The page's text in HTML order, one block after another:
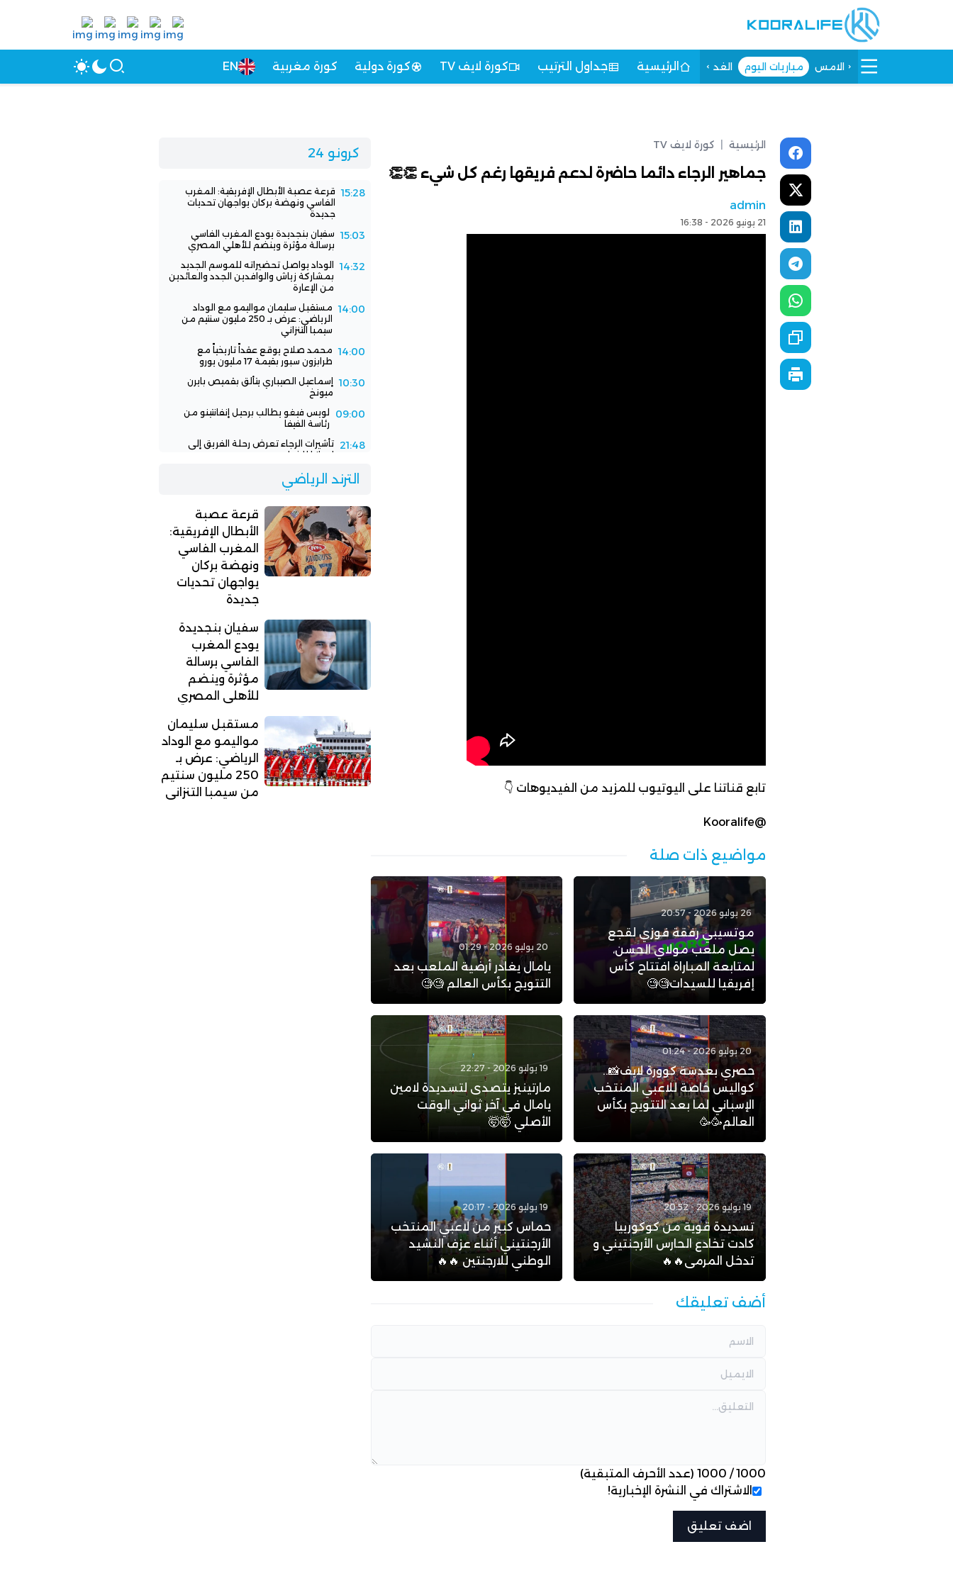
الامس مباريات اليوم الغد الرئيسية جداول الترتيب كورة لايف TV كورة دولية كورة مغربية EN
الرئيسية كورة لايف TV
جماهير الرجاء دائما حاضرة لدعم فريقها رغم كل شيء 👏👏
admin
21 يونيو 2026 - 16:38
تابع قناتنا على اليوتيوب للمزيد من الفيديوهات 👇
@Kooralife
مواضيع ذات صلة
26 يوليو 2026 - 20:57
موتسيبي رفقة فوزي لقجع
يصل ملعب مولاي الحسن،
لمتابعة المباراة افتتاح كأس
إفريقيا للسيدات🧐🧐
20 يوليو 2026 - 01:29
يامال يغادر أرضية الملعب بعد
التتويج بكأس العالم 🧐🧐
20 يوليو 2026 - 01:24
حصري بعدسة كوورة لايف📸..
كواليس خاصة للاعبي المنتخب
الإسباني لما بعد التتويج بكأس
العالم🥳🥳
19 يوليو 2026 - 22:27
مارتينيز يتصدى لتسديدة لامين
يامال في آخر ثواني الوقت
الأصلي 🤯🤯
19 يوليو 2026 - 20:52
تسديدة قوية من كوكورييا
كادت تخادع الحارس الأرجنتيني و
تدخل المرمى🔥🔥
19 يوليو 2026 - 20:17
حماس كبير من لاعبي المنتخب
الأرجنتيني أثناء عزف النشيد
الوطني للارجنتين 🔥🔥
أضف تعليقك
1000
/
1000 (عدد الأحرف المتبقية)
الاشتراك في النشرة الإخبارية!
كرونو 24
15:28 قرعة عصبة الأبطال الإفريقية: المغرب
الفاسي ونهضة بركان يواجهان تحديات
جديدة
15:03 سفيان بنجديدة يودع المغرب الفاسي
برسالة مؤثرة وينضم للأهلي المصري
14:32
الوداد يواصل تحضيراته للموسم الجديد
بمشاركة زياش والوافدين الجدد والعائدين
من الإعارة
14:00 مستقبل سليمان مواليمو مع الوداد
الرياضي: عرض بـ 250 مليون سنتيم من
سيمبا التنزاني
14:00 محمد صلاح يوقع عقداً تاريخياً مع
طرابزون سبور بقيمة 17 مليون يورو
10:30
إسماعيل الصيباري يتألق بقميص بايرن
ميونخ
09:00
لويس فيغو يطالب برحيل إنفانتينو من
رئاسة الفيفا
21:48
تأشيرات الرجاء تعرض رحلة الفريق إلى
إسبانيا للخطر
21:00
فيفا تنفي وعود إنفانتينو للمغرب
باستضافة نهائي مونديال 2030
16:30 الرجاء يطلب من لاعبيه البحث عن فرق
جديدة
الترند الرياضي
قرعة عصبة
الأبطال الإفريقية:
المغرب الفاسي
ونهضة بركان
يواجهان تحديات
جديدة
سفيان بنجديدة
يودع المغرب
الفاسي برسالة
مؤثرة وينضم
للأهلي المصري
مستقبل سليمان
مواليمو مع الوداد
الرياضي: عرض بـ
250 مليون سنتيم
من سيمبا التنزاني